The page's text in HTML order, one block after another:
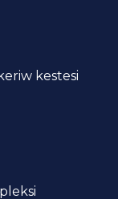
kestesi